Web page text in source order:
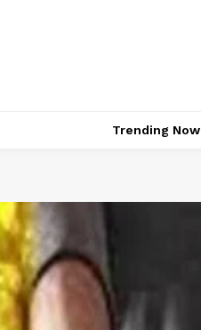
Trending Now